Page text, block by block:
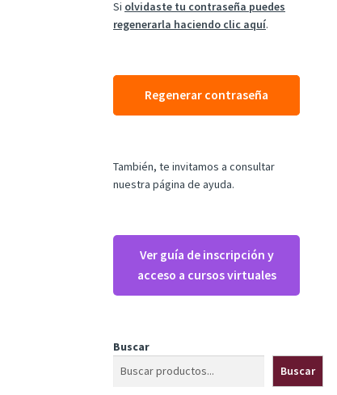
Si olvidaste tu contraseña puedes
regenerarla haciendo clic aquí.
Regenerar contraseña
También, te invitamos a consultar
nuestra página de ayuda.
Ver guía de inscripción y
acceso a cursos virtuales
Buscar
Buscar